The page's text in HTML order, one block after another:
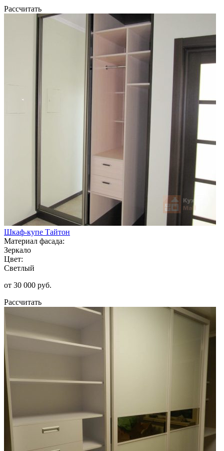
Рассчитать
Шкаф-купе Тайтон
Материал фасада:
Зеркало
Цвет:
Светлый
от 30 000 руб.
Рассчитать